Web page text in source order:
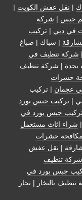
| نقل عفش الكويت |
جبس | شركة
في دبي | تركيب
| سباك | صباغ
| شركة تنظيف في
بجدة | شركة تنظيف
حشرات
عجمان | تركيب
| تركيب جبس بورد
جبس بورد في
| شراء اثاث مستعمل
حشرات
| نقل عفش
شركة تنظيف
جبس بورد في
بالبخار | نجار